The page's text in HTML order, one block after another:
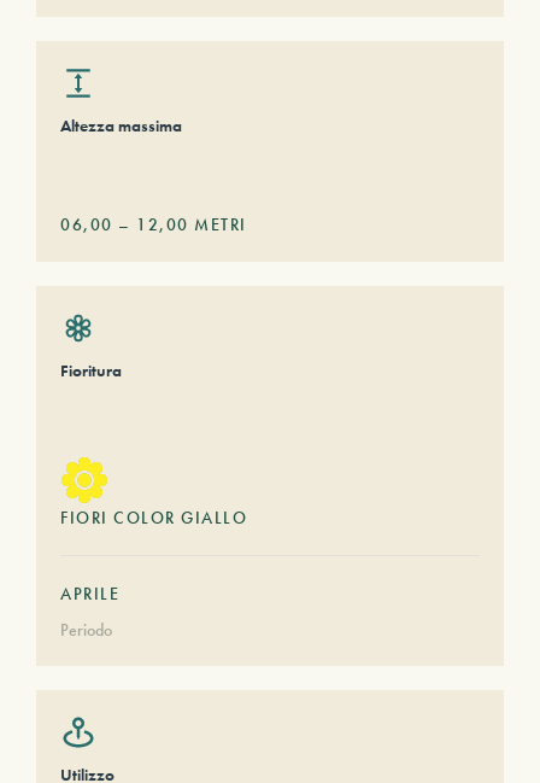
Altezza massima
06,00 – 12,00 METRI
Fioritura
FIORI COLOR GIALLO
APRILE
Periodo
Utilizzo